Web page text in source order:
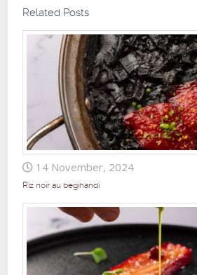
Related Posts
14 November, 2024
Riz noir au begihandi